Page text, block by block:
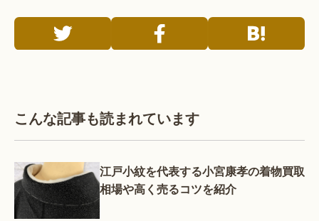
こんな記事も読まれています
江戸小紋を代表する小宮康孝の着物買取
相場や高く売るコツを紹介